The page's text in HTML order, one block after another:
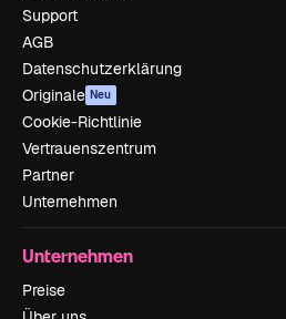
Support
AGB
Datenschutzerklärung
Originale Neu
Cookie-Richtlinie
Vertrauenszentrum
Partner
Unternehmen
Unternehmen
Preise